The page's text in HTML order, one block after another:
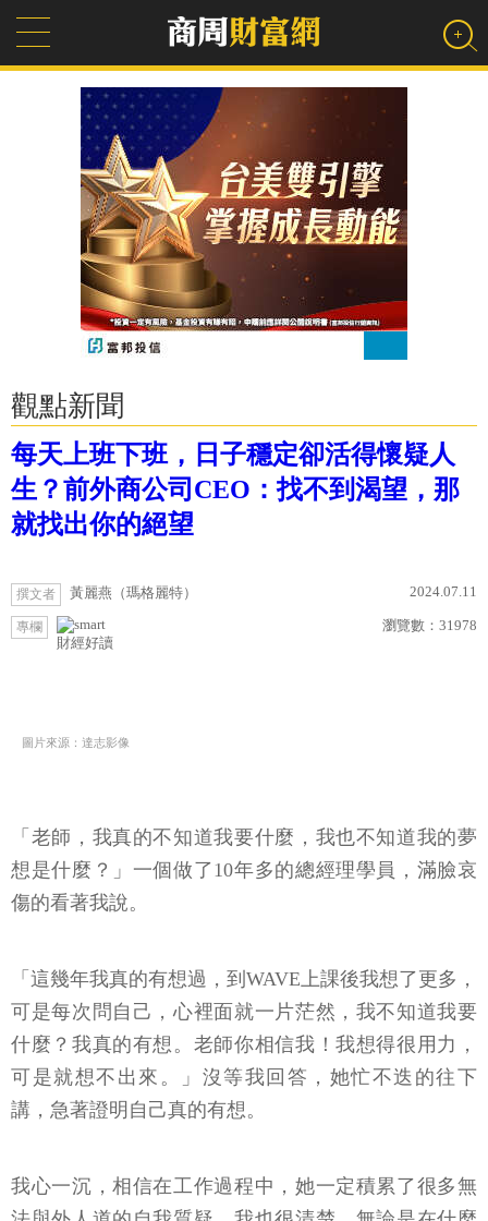
觀點新聞
每天上班下班，日子穩定卻活得懷疑人
生？前外商公司CEO：找不到渴望，那
就找出你的絕望
撰文者 黃麗燕（瑪格麗特） 2024.07.11
專欄
財經好讀
瀏覽數： 31978
圖片來源：達志影像
「老師，我真的不知道我要什麼，我也不知道我的夢
想是什麼？」一個做了10年多的總經理學員，滿臉哀
傷的看著我說。
「這幾年我真的有想過，到WAVE上課後我想了更多，
可是每次問自己，心裡面就一片茫然，我不知道我要
什麼？我真的有想。老師你相信我！我想得很用力，
可是就想不出來。」沒等我回答，她忙不迭的往下
講，急著證明自己真的有想。
我心一沉，相信在工作過程中，她一定積累了很多無